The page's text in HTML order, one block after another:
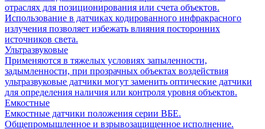
отраслях для позиционирования или счета объектов.
Использование в датчиках кодированного инфракрасного
излучения позволяет избежать влияния посторонних
источников света.
Ультразвуковые
Применяются в тяжелых условиях запыленности,
задымленности, при прозрачных объектах воздействия
ультразвуковые датчики могут заменить оптические датчики
для определения наличия или контроля уровня объектов.
Емкостные
Емкостные датчики положения серии ВБЕ.
Общепромышленное и взрывозащищенное исполнение.